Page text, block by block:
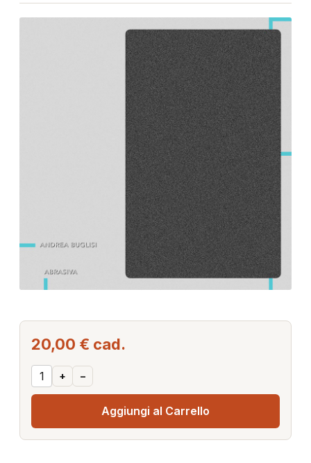
20,00 € cad.
+ –
Aggiungi al Carrello